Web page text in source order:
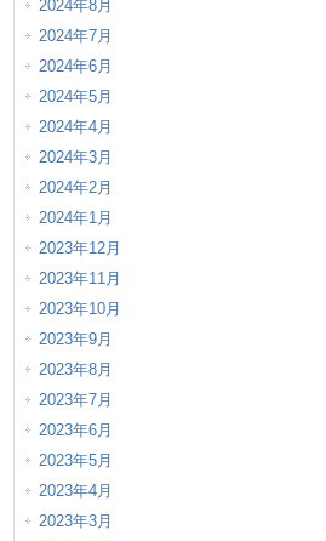
2024年8月
2024年7月
2024年6月
2024年5月
2024年4月
2024年3月
2024年2月
2024年1月
2023年12月
2023年11月
2023年10月
2023年9月
2023年8月
2023年7月
2023年6月
2023年5月
2023年4月
2023年3月